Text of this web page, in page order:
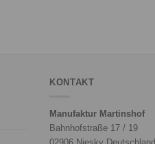
KONTAKT
Manufaktur Martinshof
Bahnhofstraße 17 / 19